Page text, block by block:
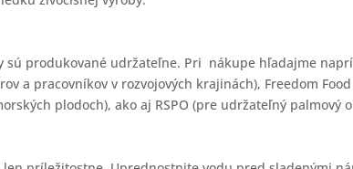
produkované udržateľne. Pri nákupe hľadajme
a pracovníkov v rozvojových krajinách), Freedom
plodoch), ako aj RSPO (pre udržateľný palmový